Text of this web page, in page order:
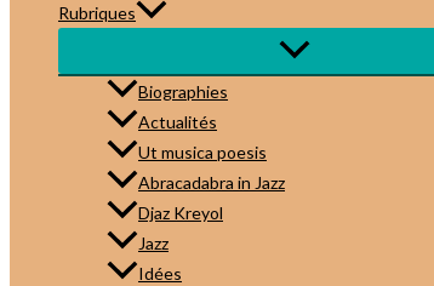
Rubriques
Biographies
Actualités
Ut musica poesis
Abracadabra in Jazz
Djaz Kreyol
Jazz
Idées